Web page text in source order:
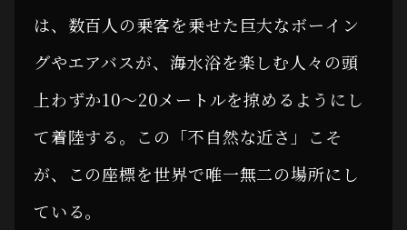
は、数百人の乗客を乗せた巨大なボーイン
グやエアバスが、海水浴を楽しむ人々の頭
上わずか10〜20メートルを掠めるようにし
て着陸する。この「不自然な近さ」こそ
が、この座標を世界で唯一無二の場所にし
ている。